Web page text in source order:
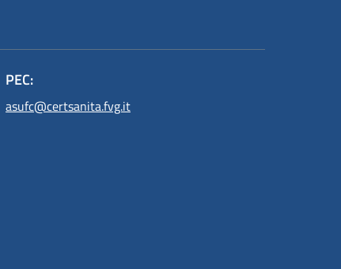
PEC:
asufc@certsanita.fvg.it